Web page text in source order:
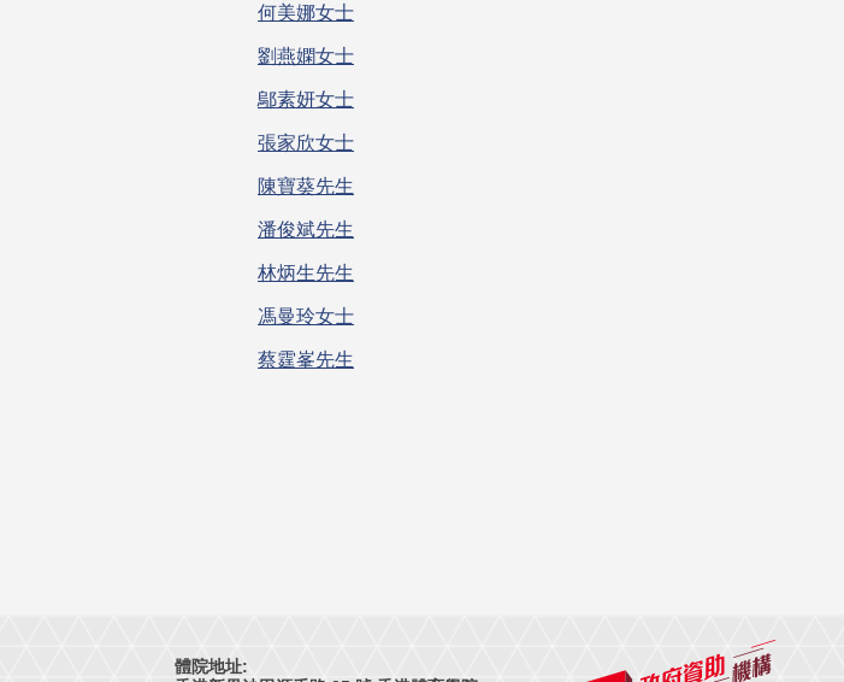
何美娜女士
劉燕嫻女士
鄔素妍女士
張家欣女士
陳寶葵先生
潘俊斌先生
林炳生先生
馮曼玲女士
蔡霆峯先生
體院地址: